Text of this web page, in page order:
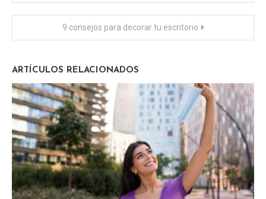
de
entradas
9 consejos para decorar tu escritorio
ARTÍCULOS RELACIONADOS